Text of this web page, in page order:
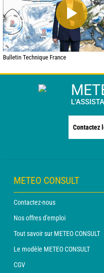
Bulletin Technique France
Contactez
METEO CONSULT
Contactez-nous
Nos offres d'emploi
Tout savoir sur METEO CONSULT
Le modèle METEO CONSULT
CGV